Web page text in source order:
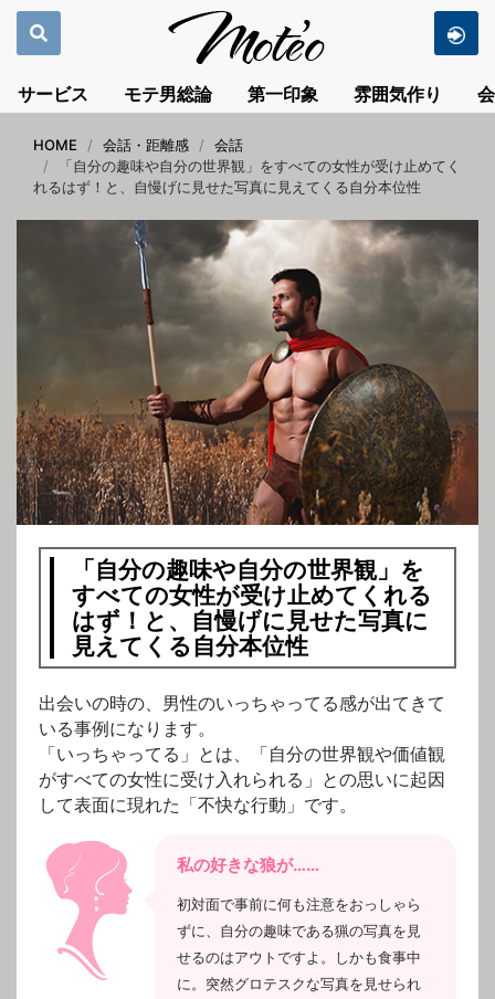
サービス モテ男総論 第一印象 雰囲気作り
HOME 会話・距離感
会話
「自分の趣味や自分の世界観」をすべての女性が受け止めてく
れるはず！と、自慢げに見せた写真に見えてくる自分本位性
「自分の趣味や自分の世界観」を
すべての女性が受け止めてくれる
はず！と、自慢げに見せた写真に
見えてくる自分本位性
出会いの時の、男性のいっちゃってる感が出てきて
いる事例になります。
「いっちゃってる」とは、「自分の世界観や価値観
がすべての女性に受け入れられる」との思いに起因
して表面に現れた「不快な行動」です。
私の好きな狼が……
初対面で事前に何も注意をおっしゃら
ずに、自分の趣味である猟の写真を見
せるのはアウトですよ。しかも食事中
に。突然グロテスクな写真を見せられ